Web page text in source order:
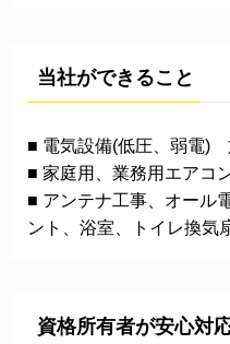
当社ができること
■ 電気設備(低圧、弱電)
■ 家庭用、業務用エアコ
■ アンテナ工事、オール
ント、浴室、トイレ換気
資格所有者が安心対